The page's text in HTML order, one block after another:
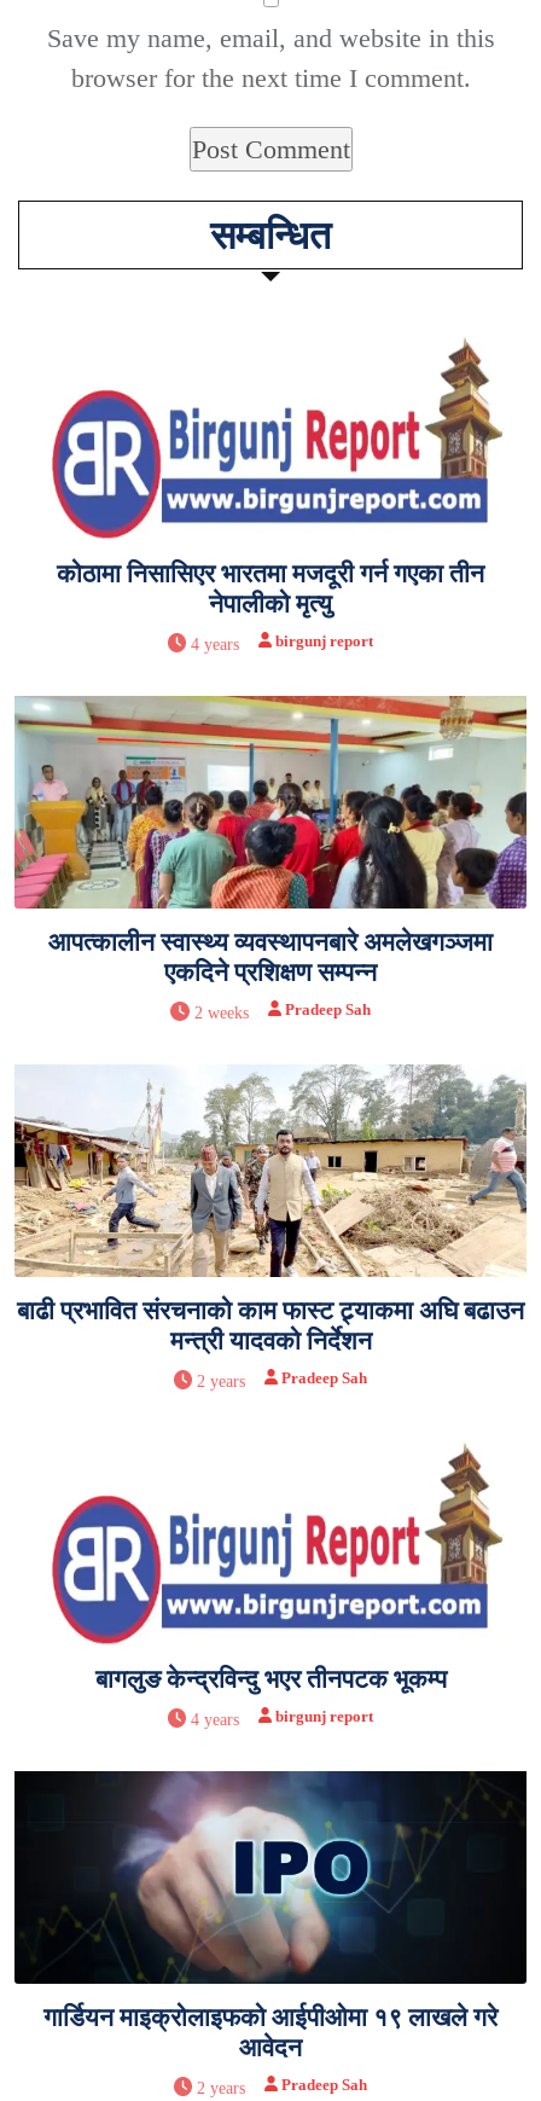
Save my name, email, and website in this
browser for the next time I comment.
सम्बन्धित
कोठामा निसासिएर भारतमा मजदूरी गर्न गएका तीन
नेपालीको मृत्यु
4 years birgunj report
आपत्कालीन स्वास्थ्य व्यवस्थापनबारे अमलेखगञ्जमा
एकदिने प्रशिक्षण सम्पन्न
2 weeks Pradeep Sah
बाढी प्रभावित संरचनाको काम फास्ट ट्र्याकमा अघि बढाउन
मन्त्री यादवको निर्देशन
2 years Pradeep Sah
बागलुङ केन्द्रविन्दु भएर तीनपटक भूकम्प
4 years birgunj report
गार्डियन माइक्रोलाइफको आईपीओमा १९ लाखले गरे
आवेदन
2 years Pradeep Sah